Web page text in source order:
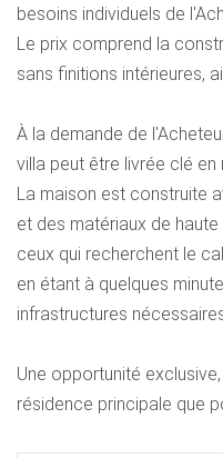
besoins individuels de
Le prix comprend la
sans finitions intérieures,
À la demande de
villa peut être livrée clé en
La maison est construite
et des matériaux de
ceux qui recherchent le
en étant à quelques
infrastructures
Une opportunité
résidence principale que